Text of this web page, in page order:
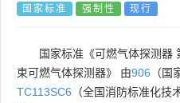
国家标准 强制性 现行
国家标准《可燃气体探测器
束可燃气体探测器》 由906 （
TC113SC6 （全国消防标准化技